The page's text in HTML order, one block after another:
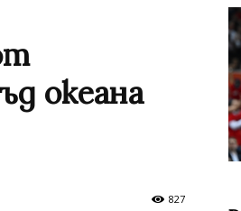
океана
827